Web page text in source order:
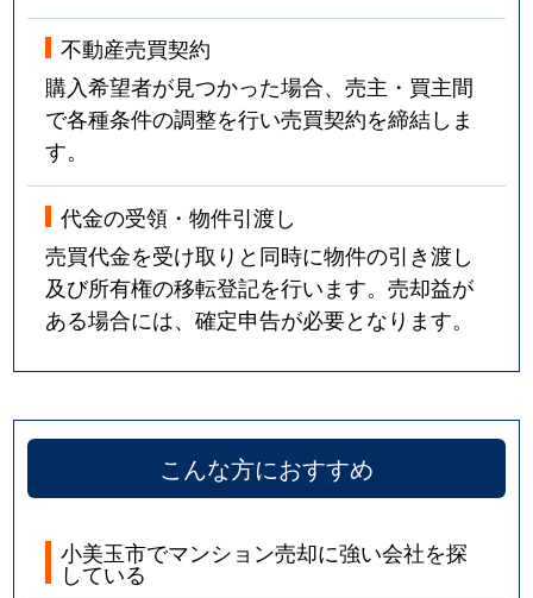
不動産売買契約
購入希望者が見つかった場合、売主・買主間
で各種条件の調整を行い売買契約を締結しま
す。
代金の受領・物件引渡し
売買代金を受け取りと同時に物件の引き渡し
及び所有権の移転登記を行います。売却益が
ある場合には、確定申告が必要となります。
こんな方におすすめ
小美玉市でマンション売却に強い会社を探
している